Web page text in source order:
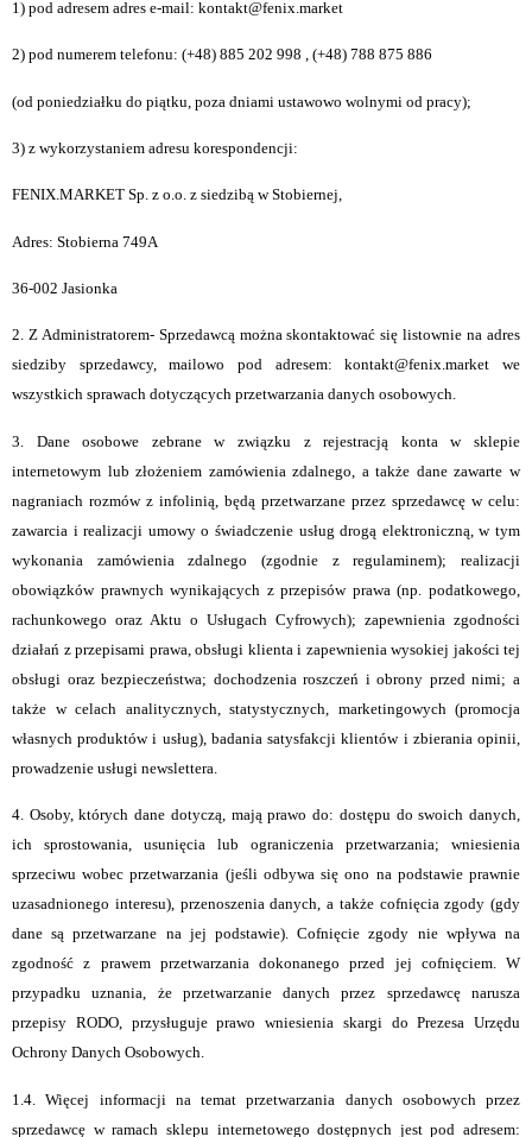
1) pod adresem adres e-mail: kontakt@fenix.market
2) pod numerem telefonu: (+48) 885 202 998 , (+48) 788 875 886
(od poniedziałku do piątku, poza dniami ustawowo wolnymi od pracy);
3) z wykorzystaniem adresu korespondencji:
FENIX.MARKET Sp. z o.o. z siedzibą w Stobiernej,
Adres: Stobierna 749A
36-002 Jasionka
2. Z Administratorem- Sprzedawcą można skontaktować się listownie na adres
siedziby sprzedawcy, mailowo pod adresem: kontakt@fenix.market we
wszystkich sprawach dotyczących przetwarzania danych osobowych.
3. Dane osobowe zebrane w związku z rejestracją konta w sklepie
internetowym lub złożeniem zamówienia zdalnego, a także dane zawarte w
nagraniach rozmów z infolinią, będą przetwarzane przez sprzedawcę w celu:
zawarcia i realizacji umowy o świadczenie usług drogą elektroniczną, w tym
wykonania zamówienia zdalnego (zgodnie z regulaminem); realizacji
obowiązków prawnych wynikających z przepisów prawa (np. podatkowego,
rachunkowego oraz Aktu o Usługach Cyfrowych); zapewnienia zgodności
działań z przepisami prawa, obsługi klienta i zapewnienia wysokiej jakości tej
obsługi oraz bezpieczeństwa; dochodzenia roszczeń i obrony przed nimi; a
także w celach analitycznych, statystycznych, marketingowych (promocja
własnych produktów i usług), badania satysfakcji klientów i zbierania opinii,
prowadzenie usługi newslettera.
4. Osoby, których dane dotyczą, mają prawo do: dostępu do swoich danych,
ich sprostowania, usunięcia lub ograniczenia przetwarzania; wniesienia
sprzeciwu wobec przetwarzania (jeśli odbywa się ono na podstawie prawnie
uzasadnionego interesu), przenoszenia danych, a także cofnięcia zgody (gdy
dane są przetwarzane na jej podstawie). Cofnięcie zgody nie wpływa na
zgodność z prawem przetwarzania dokonanego przed jej cofnięciem. W
przypadku uznania, że przetwarzanie danych przez sprzedawcę narusza
przepisy RODO, przysługuje prawo wniesienia skargi do Prezesa Urzędu
Ochrony Danych Osobowych.
1.4. Więcej informacji na temat przetwarzania danych osobowych przez
sprzedawcę w ramach sklepu internetowego dostępnych jest pod adresem: